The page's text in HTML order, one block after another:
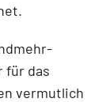
für das
vermutlich